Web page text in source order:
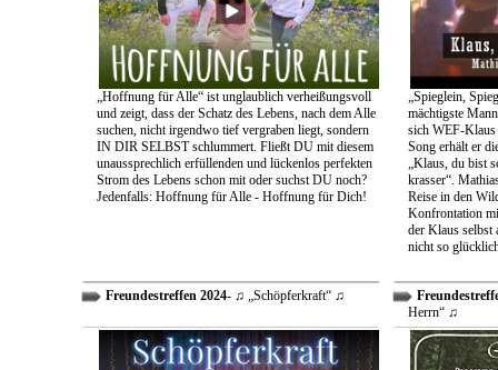
„Hoffnung für Alle“ ist unglaublich verheißungsvoll
und zeigt, dass der Schatz des Lebens, nach dem Alle
suchen, nicht irgendwo tief vergraben liegt, sondern
IN DIR SELBST schlummert. Fließt DU mit diesem
unaussprechlich erfüllenden und lückenlos perfekten
Strom des Lebens schon mit oder suchst DU noch?
Jedenfalls: Hoffnung für Alle - Hoffnung für Dich!
„Spieglein,
mächtigste
sich WEF-Klaus
Song erhält er
„Klaus, du bist
krasser“.
Reise in den
Konfrontation
der Klaus
nicht so
Freundestreffen 2024- ♫ „Schöpferkraft“ ♫
Herrn“ ♫